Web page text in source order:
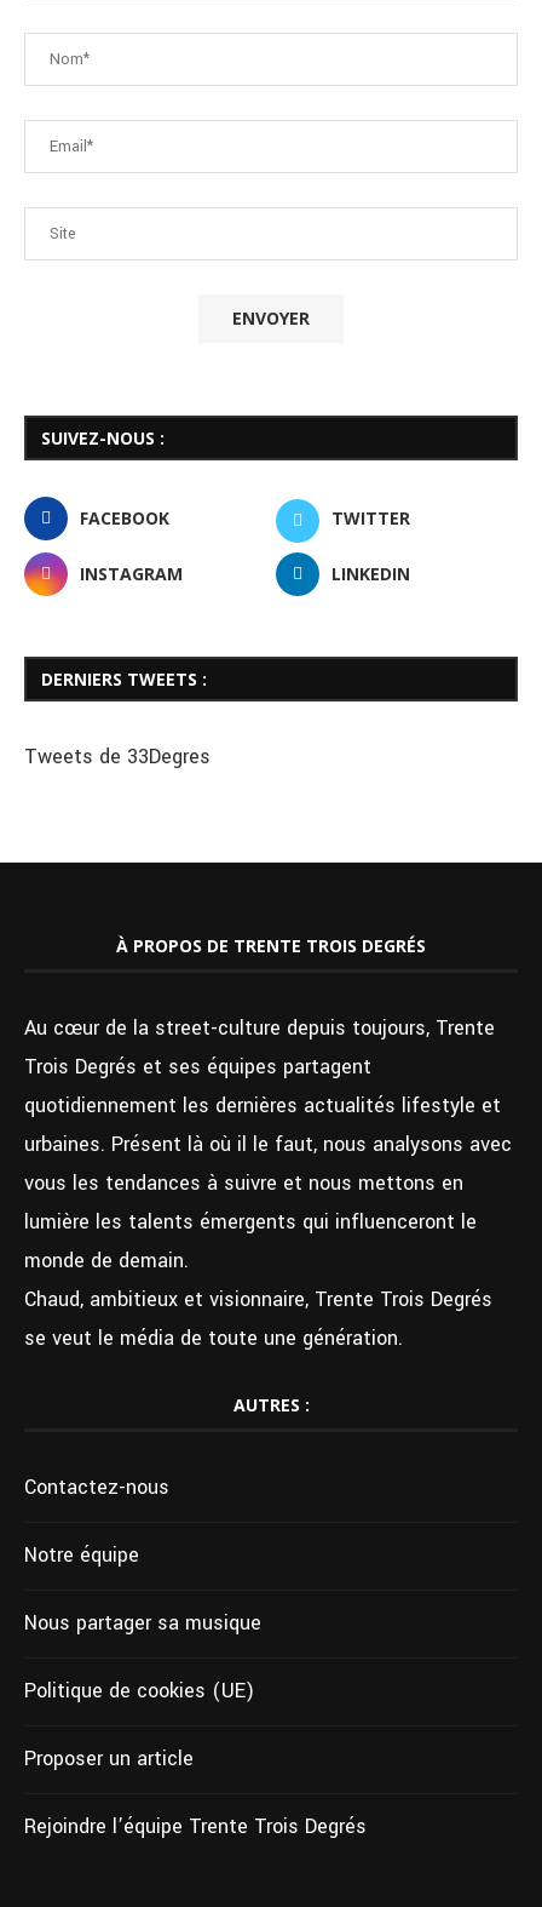
SUIVEZ-NOUS :
FACEBOOK TWITTER
INSTAGRAM LINKEDIN
DERNIERS TWEETS :
Tweets de 33Degres
À PROPOS DE TRENTE TROIS DEGRÉS
Au cœur de la street-culture depuis toujours, Trente
Trois Degrés et ses équipes partagent
quotidiennement les dernières actualités lifestyle et
urbaines. Présent là où il le faut, nous analysons avec
vous les tendances à suivre et nous mettons en
lumière les talents émergents qui influenceront le
monde de demain.
Chaud, ambitieux et visionnaire, Trente Trois Degrés
se veut le média de toute une génération.
AUTRES :
Contactez-nous
Notre équipe
Nous partager sa musique
Politique de cookies (UE)
Proposer un article
Rejoindre l’équipe Trente Trois Degrés